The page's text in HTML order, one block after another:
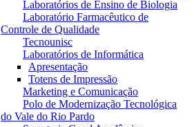
Laboratórios de Ensino de Biologia
Laboratório Farmacêutico de
Controle de Qualidade
Tecnounisc
Laboratórios de Informática
Apresentação
Totens de Impressão
Marketing e Comunicação
Polo de Modernização Tecnológica
do Vale do Rio Pardo